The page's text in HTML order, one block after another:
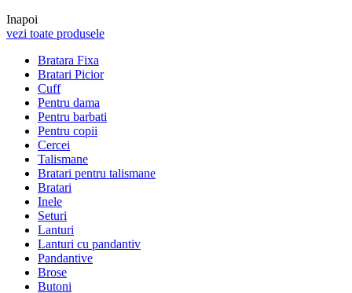
Inapoi
vezi toate produsele
Bratara Fixa
Bratari Picior
Cuff
Pentru dama
Pentru barbati
Pentru copii
Cercei
Talismane
Bratari pentru talismane
Bratari
Inele
Seturi
Lanturi
Lanturi cu pandantiv
Pandantive
Brose
Butoni